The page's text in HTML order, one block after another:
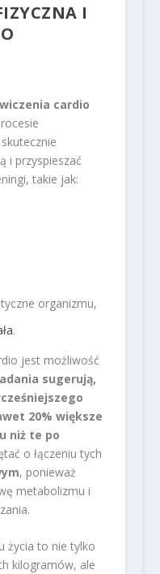
I
cardio
i przyspieszać
takie jak:
organizmu,
.
jest możliwość
sugerują,
20% większe
niż te po
o łączeniu tych
, ponieważ
metabolizmu i
życia to nie tylko
kilogramów, ale